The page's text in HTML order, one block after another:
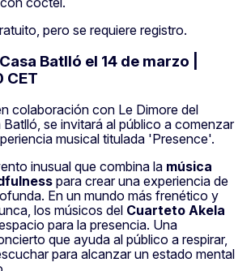
pero se requiere registro.
Batlló el 14 de marzo |
CET
colaboración con Le Dimore del
se invitará al público a comenzar
musical titulada 'Presence'.
inusual que combina la música
para crear una experiencia de
En un mundo más frenético y
los músicos del Cuarteto Akela
para la presencia. Una
que ayuda al público a respirar,
para alcanzar un estado mental